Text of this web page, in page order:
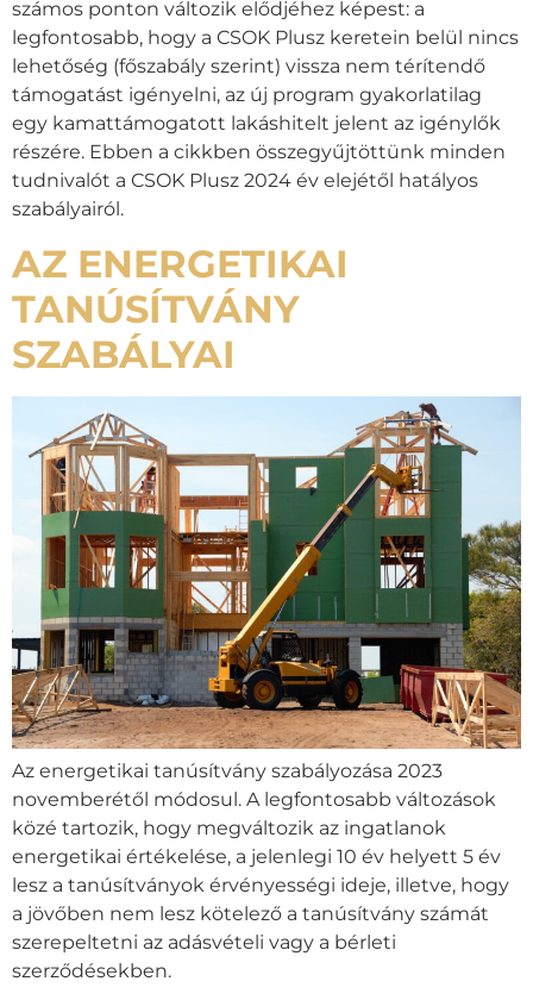
számos ponton változik elődjéhez képest: a
legfontosabb, hogy a CSOK Plusz keretein belül nincs
lehetőség (főszabály szerint) vissza nem térítendő
támogatást igényelni, az új program gyakorlatilag
egy kamattámogatott lakáshitelt jelent az igénylők
részére. Ebben a cikkben összegyűjtöttünk minden
tudnivalót a CSOK Plusz 2024 év elejétől hatályos
szabályairól.
AZ ENERGETIKAI
TANÚSÍTVÁNY
SZABÁLYAI
Az energetikai tanúsítvány szabályozása 2023
novemberétől módosul. A legfontosabb változások
közé tartozik, hogy megváltozik az ingatlanok
energetikai értékelése, a jelenlegi 10 év helyett 5 év
lesz a tanúsítványok érvényességi ideje, illetve, hogy
a jövőben nem lesz kötelező a tanúsítvány számát
szerepeltetni az adásvételi vagy a bérleti
szerződésekben.